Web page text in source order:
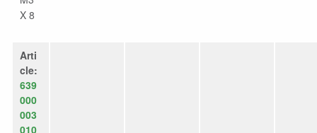
X 8
Arti
cle:
639
000
003
010